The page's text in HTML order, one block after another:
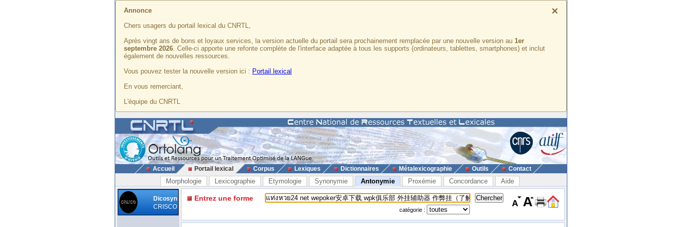
×
Annonce
Chers usagers du portail lexical du CNRTL,
Après vingt ans de bons et loyaux services, la version actuelle du portail sera prochainement remplacée par une nouvelle version au 1er
septembre 2026. Celle-ci apporte une refonte complète de l'interface adaptée à tous les supports (ordinateurs, tablettes, smartphones) et inclut
également de nouvelles ressources.
Vous pouvez tester la nouvelle version ici : Portail lexical
En vous remerciant,
L'équipe du CNRTL
Accueil Portail lexical Corpus Lexiques Dictionnaires Métalexicographie Outils Contact
Morphologie Lexicographie Etymologie Synonymie Antonymie Proxémie Concordance Aide
Dicosyn
CRISCO
Entrez une forme
catégorie :